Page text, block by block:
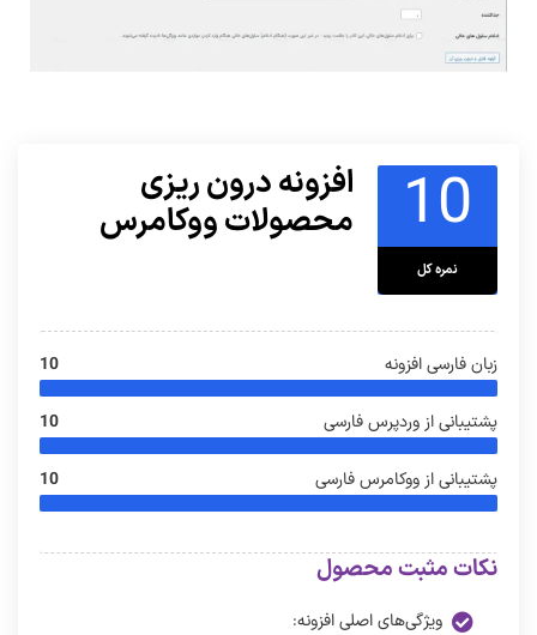
10
نمره کل
افزونه درون ریزی
محصولات ووکامرس
زبان فارسی افزونه 10
پشتیبانی از وردپرس فارسی 10
پشتیبانی از ووکامرس فارسی 10
نکات مثبت محصول
ویژگی‌های اصلی افزونه: